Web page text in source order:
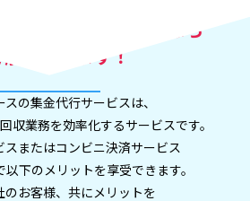
の集金代行サービスなら
解決できます！
スの集金代行サービスは、
収業務を効率化するサービスです。
スまたはコンビニ決済サービス
下のメリットを享受できます。
のお客様、共にメリットを